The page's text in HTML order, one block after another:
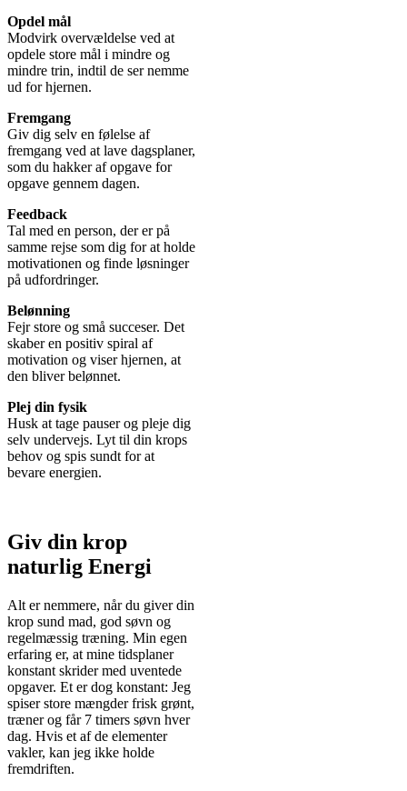
Opdel mål
Modvirk overvældelse ved at
opdele store mål i mindre og
mindre trin, indtil de ser nemme
ud for hjernen.
Fremgang
Giv dig selv en følelse af
fremgang ved at lave dagsplaner,
som du hakker af opgave for
opgave gennem dagen.
Feedback
Tal med en person, der er på
samme rejse som dig for at holde
motivationen og finde løsninger
på udfordringer.
Belønning
Fejr store og små succeser. Det
skaber en positiv spiral af
motivation og viser hjernen, at
den bliver belønnet.
Plej din fysik
Husk at tage pauser og pleje dig
selv undervejs. Lyt til din krops
behov og spis sundt for at
bevare energien.
Giv din krop
naturlig Energi
Alt er nemmere, når du giver din
krop sund mad, god søvn og
regelmæssig træning. Min egen
erfaring er, at mine tidsplaner
konstant skrider med uventede
opgaver. Et er dog konstant: Jeg
spiser store mængder frisk grønt,
træner og får 7 timers søvn hver
dag. Hvis et af de elementer
vakler, kan jeg ikke holde
fremdriften.